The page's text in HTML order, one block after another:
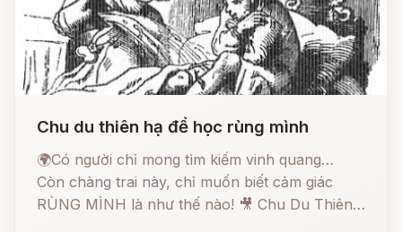
Chu du thiên hạ để học rùng mình
🌍Có người chỉ mong tìm kiếm vinh quang…
Còn chàng trai này, chỉ muốn biết cảm giác
RÙNG MÌNH là như thế nào! 🎥 Chu Du Thiên